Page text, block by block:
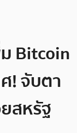
Bitcoin
! จับตา
สหรัฐ